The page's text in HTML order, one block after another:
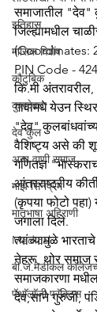
इतिहास
मासिक विशेष
कौटुंबिक
कुलदेवता
देव कुल
अन्य वाणी समाज
माझे सिनेप्रेम
मातृभाषा अहिराणी
Medical
बी.जे.मेडीकल
पॅथाॅलाॅजी प्रॅक्टिस
समाजातील "देव"
जिल्ह्यामधील
(Coordinates:
PIN Code -
कि.मी
गावामधे येउन
"देव"
वैशिष्ट्य असे की
गणितज्ञ
आंतरराष्ट्रीय
(कृपया फोटो
जगाला दिले.
त्यांच्यामुळे
नेहरू, थोर समाज
समाजकारणा
देव,साने गुरुजी,